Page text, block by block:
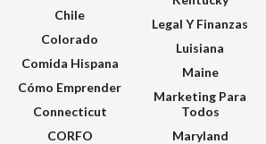
Chile
Colorado
Comida Hispana
Cómo Emprender
Connecticut
CORFO
Legal Y Finanzas
Luisiana
Maine
Marketing Para
Todos
Maryland